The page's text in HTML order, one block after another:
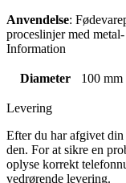
Anvendelse:
proceslinjer med
Information
Diameter 100 mm
Levering
Efter du har afgivet
den. For at sikre en
oplyse korrekt
vedrørende levering.